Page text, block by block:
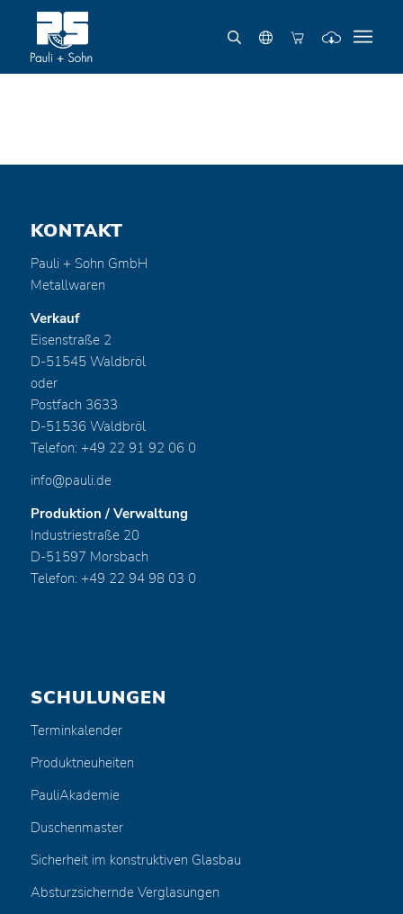
KONTAKT
Pauli + Sohn GmbH
Metallwaren
Verkauf
Eisenstraße 2
D-51545 Waldbröl
oder
Postfach 3633
D-51536 Waldbröl
Telefon: +49 22 91 92 06 0
info@pauli.de
Produktion / Verwaltung
Industriestraße 20
D-51597 Morsbach
Telefon: +49 22 94 98 03 0
SCHULUNGEN
Terminkalender
Produktneuheiten
PauliAkademie
Duschenmaster
Sicherheit im konstruktiven Glasbau
Absturzsichernde Verglasungen